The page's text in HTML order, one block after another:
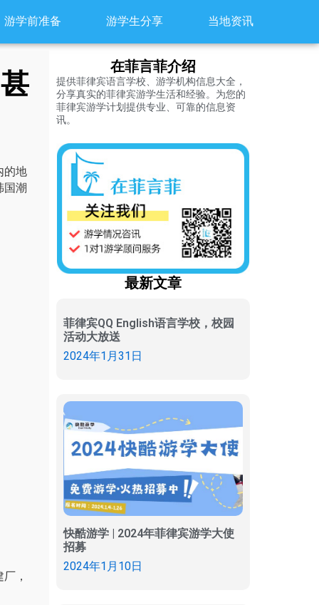
游学前准备 游学生分享 当地资讯
的地
国潮
，
在菲言菲介绍
提供菲律宾语言学校、游学机构信息大全，
分享真实的菲律宾游学生活和经验。为您的
菲律宾游学计划提供专业、可靠的信息资
讯。
最新文章
菲律宾QQ English语言学校，校园
活动大放送
2024年1月31日
快酷游学 | 2024年菲律宾游学大使
招募
2024年1月10日